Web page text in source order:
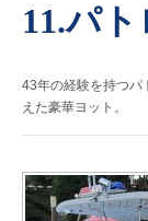
11.パ
43年の経験を持つパ
えた豪華ヨット。